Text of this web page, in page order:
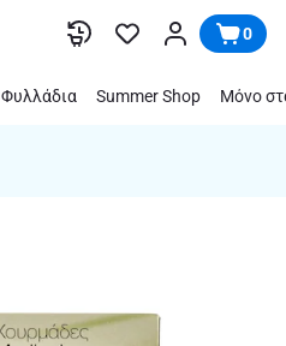
0
Φυλλάδια Summer Shop Μόνο